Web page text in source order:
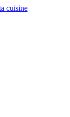
cuisine